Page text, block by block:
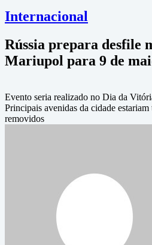
Internacional
Rússia prepara desfile
Mariupol para 9 de
Evento seria realizado no Dia da
Principais avenidas da cidade
removidos